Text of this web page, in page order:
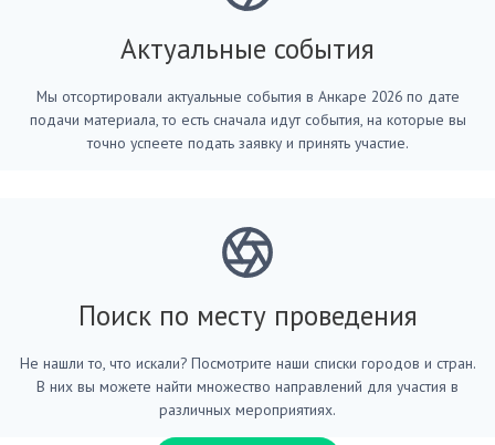
Актуальные события
Мы отсортировали актуальные события в Анкаре 2026 по дате
подачи материала, то есть сначала идут события, на которые вы
точно успеете подать заявку и принять участие.
Поиск по месту проведения
Не нашли то, что искали? Посмотрите наши списки городов и стран.
В них вы можете найти множество направлений для участия в
различных мероприятиях.